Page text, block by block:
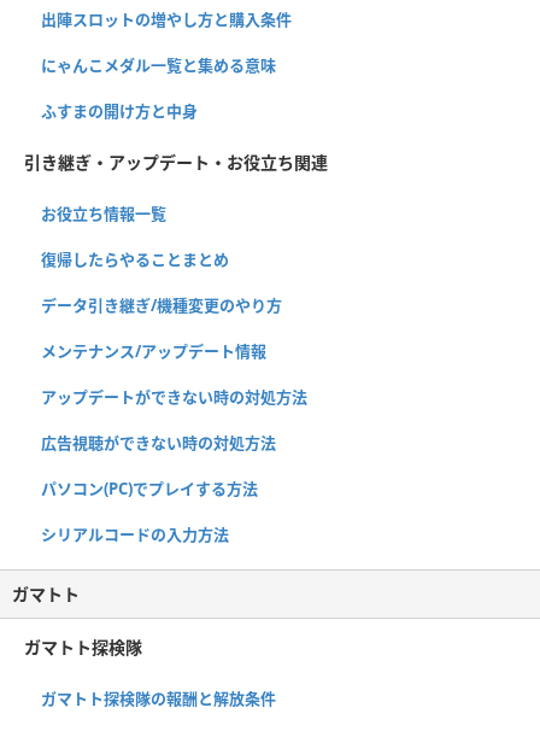
出陣スロットの増やし方と購入条件
にゃんこメダル一覧と集める意味
ふすまの開け方と中身
引き継ぎ・アップデート・お役立ち関連
お役立ち情報一覧
復帰したらやることまとめ
データ引き継ぎ/機種変更のやり方
メンテナンス/アップデート情報
アップデートができない時の対処方法
広告視聴ができない時の対処方法
パソコン(PC)でプレイする方法
シリアルコードの入力方法
ガマトト
ガマトト探検隊
ガマトト探検隊の報酬と解放条件